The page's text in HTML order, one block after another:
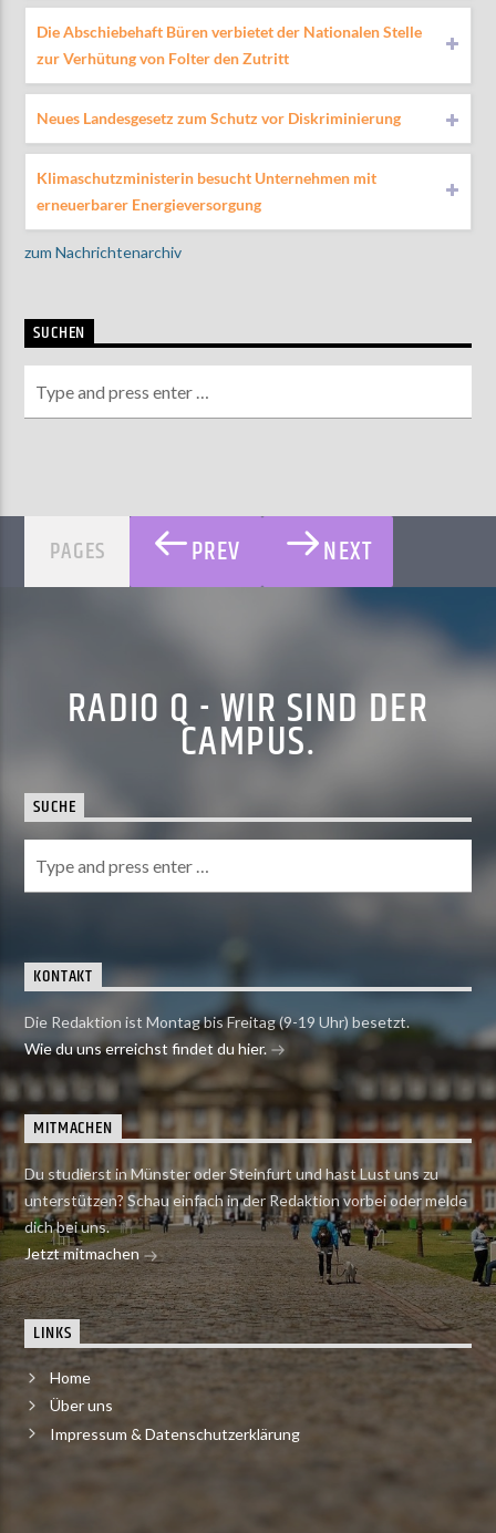
Die Abschiebehaft Büren verbietet der Nationalen Stelle
zur Verhütung von Folter den Zutritt
Neues Landesgesetz zum Schutz vor Diskriminierung
Klimaschutzministerin besucht Unternehmen mit
erneuerbarer Energieversorgung
zum Nachrichtenarchiv
SUCHEN
PAGES PREV NEXT
RADIO Q - WIR SIND DER
CAMPUS.
SUCHE
KONTAKT
Die Redaktion ist Montag bis Freitag (9-19 Uhr) besetzt.
Wie du uns erreichst findet du hier.
MITMACHEN
Du studierst in Münster oder Steinfurt und hast Lust uns zu
unterstützen? Schau einfach in der Redaktion vorbei oder melde
dich bei uns.
Jetzt mitmachen
LINKS
Home
Über uns
Impressum & Datenschutzerklärung